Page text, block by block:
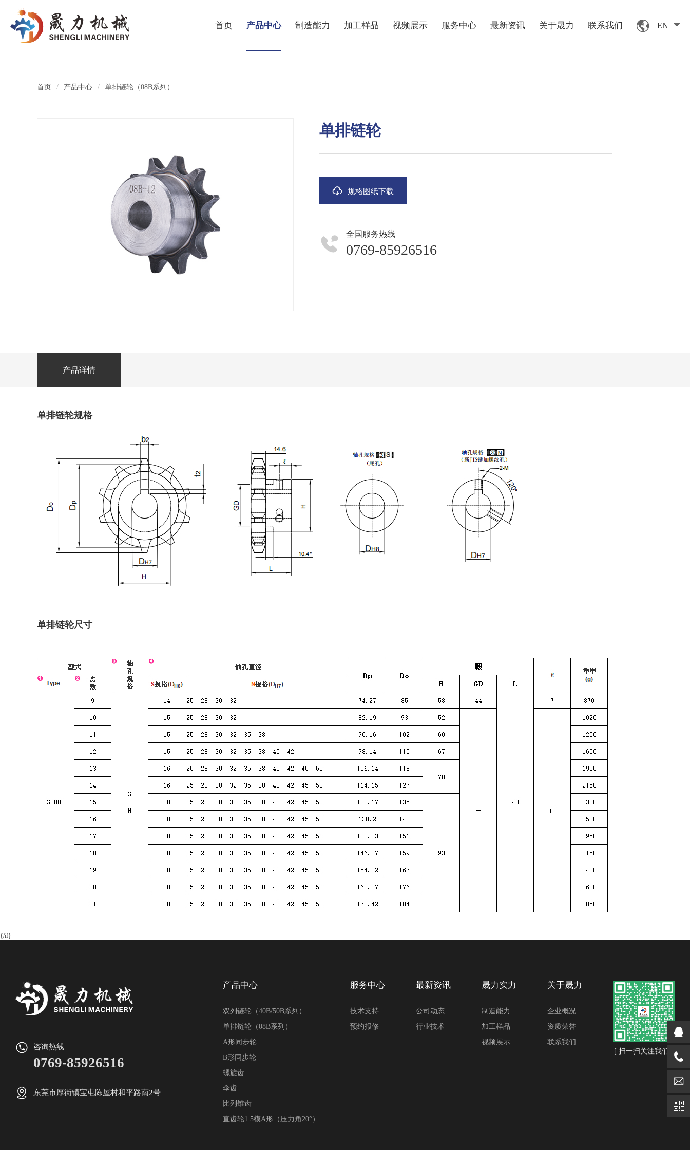
首页 产品中心 制造能力 加工样品 视频展示 服务中心 最新资讯 关于晟力 联系我们 EN
首页 / 产品中心 / 单排链轮（08B系列）
单排链轮
规格图纸下载
全国服务热线
0769-85926516
产品详情
单排链轮规格
单排链轮尺寸
{/if}
咨询热线
0769-85926516
东莞市厚街镇宝屯陈屋村和平路南2号
[ 扫一扫关注我们 ]
产品中心
双列链轮（40B/50B系列）
单排链轮（08B系列）
A形同步轮
B形同步轮
螺旋齿
伞齿
比列锥齿
直齿轮1.5模A形（压力角20°）
服务中心
技术支持
预约报修
最新资讯
公司动态
行业技术
晟力实力
制造能力
加工样品
视频展示
关于晟力
企业概况
资质荣誉
联系我们